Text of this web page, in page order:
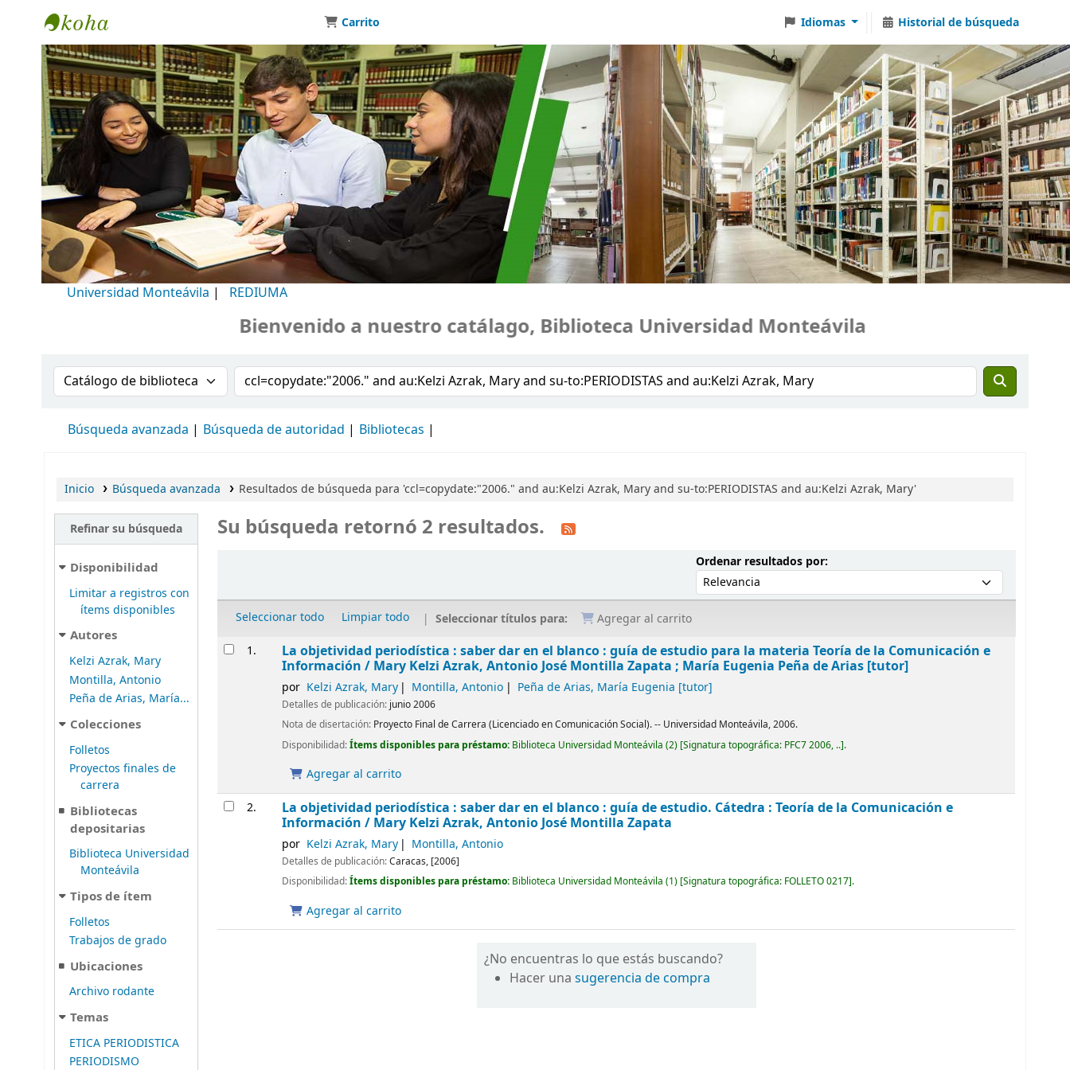
Biblioteca Universidad Monteávila
Carrito Idiomas Historial de búsqueda
Universidad Monteávila | REDIUMA
Bienvenido a nuestro catálago, Biblioteca Universidad Monteávila
Buscar en el catálogo por:Buscar en el catálogo
Búsqueda avanzada Búsqueda de autoridad Bibliotecas
Inicio Búsqueda avanzada Resultados de búsqueda para 'ccl=copydate:"2006." and au:Kelzi Azrak, Mary and su-to:PERIODISTAS and au:Kelzi Azrak, Mary'
Refinar su búsqueda
Disponibilidad
Limitar a registros con
ítems disponibles
Autores
Kelzi Azrak, Mary
Montilla, Antonio
Peña de Arias, María...
Colecciones
Folletos
Proyectos finales de
carrera
Bibliotecas
depositarias
Biblioteca Universidad
Monteávila
Tipos de ítem
Folletos
Trabajos de grado
Ubicaciones
Archivo rodante
Temas
ETICA PERIODISTICA
PERIODISMO
Su búsqueda retornó 2 resultados.
Ordenar resultados por:Ordenar por:
Seleccionar todo Limpiar todo Seleccionar títulos para: Agregar al carrito
Resultados
1.
La objetividad periodística : saber dar en el blanco : guía de estudio para la materia Teoría de la Comunicación e
Información / Mary Kelzi Azrak, Antonio José Montilla Zapata ; María Eugenia Peña de Arias [tutor]
por Kelzi Azrak, Mary Montilla, Antonio Peña de Arias, María Eugenia [tutor]
Detalles de publicación: junio 2006
Nota de disertación: Proyecto Final de Carrera (Licenciado en Comunicación Social). -- Universidad Monteávila, 2006.
Disponibilidad:Ítems disponibles para préstamo: Biblioteca Universidad Monteávila (2) Signatura topográfica: PFC7 2006, .. .
Agregar al carrito
2.
La objetividad periodística : saber dar en el blanco : guía de estudio. Cátedra : Teoría de la Comunicación e
Información / Mary Kelzi Azrak, Antonio José Montilla Zapata
por Kelzi Azrak, Mary Montilla, Antonio
Detalles de publicación:Caracas, [2006]
Disponibilidad:Ítems disponibles para préstamo: Biblioteca Universidad Monteávila (1) Signatura topográfica: FOLLETO 0217 .
Agregar al carrito
¿No encuentras lo que estás buscando?
Hacer unasugerencia de compra